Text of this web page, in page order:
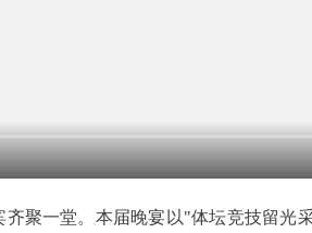
聚一堂。本届晚宴以"体坛竞技留光